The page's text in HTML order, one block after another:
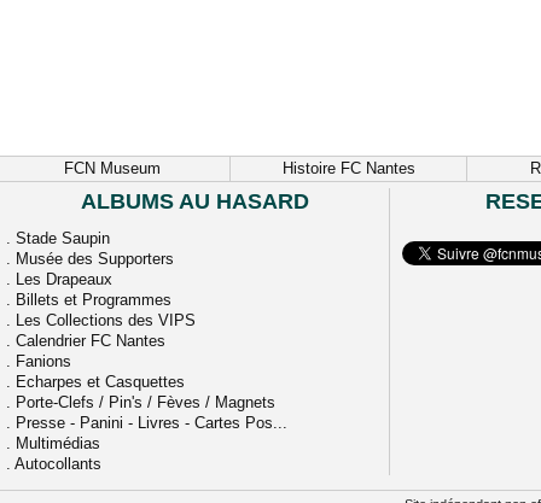
FCN Museum Histoire FC Nantes
ALBUMS AU HASARD
. Stade Saupin
. Musée des Supporters
. Les Drapeaux
. Billets et Programmes
. Les Collections des VIPS
. Calendrier FC Nantes
. Fanions
. Echarpes et Casquettes
. Porte-Clefs / Pin's / Fèves / Magnets
. Presse - Panini - Livres - Cartes Pos...
. Multimédias
. Autocollants